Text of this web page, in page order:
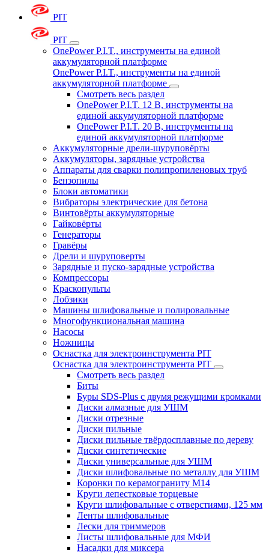
PIT
PIT
OnePower P.I.T., инструменты на единой
аккумуляторной платформе
OnePower P.I.T., инструменты на единой
аккумуляторной платформе
Смотреть весь раздел
OnePower P.I.T. 12 В, инструменты на
единой аккумуляторной платформе
OnePower P.I.T. 20 В, инструменты на
единой аккумуляторной платформе
Аккумуляторные дрели-шуруповёрты
Аккумуляторы, зарядные устройства
Аппараты для сварки полипропиленовых труб
Бензопилы
Блоки автоматики
Вибраторы электрические для бетона
Винтовёрты аккумуляторные
Гайковёрты
Генераторы
Гравёры
Дрели и шуруповерты
Зарядные и пуско-зарядные устройства
Компрессоры
Краскопульты
Лобзики
Машины шлифовальные и полировальные
Многофункциональная машина
Насосы
Ножницы
Оснастка для электроинструмента PIT
Оснастка для электроинструмента PIT
Смотреть весь раздел
Биты
Буры SDS-Plus c двумя режущими кромками
Диски алмазные для УШМ
Диски отрезные
Диски пильные
Диски пильные твёрдосплавные по дереву
Диски синтетические
Диски универсальные для УШМ
Диски шлифовальные по металлу для УШМ
Коронки по керамограниту M14
Круги лепестковые торцевые
Круги шлифовальные с отверстиями, 125 мм
Ленты шлифовальные
Лески для триммеров
Листы шлифовальные для МФИ
Насадки для миксера